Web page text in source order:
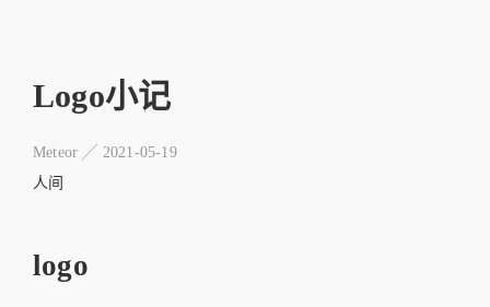
Logo小记
Meteor ╱ 2021-05-19
人间
logo